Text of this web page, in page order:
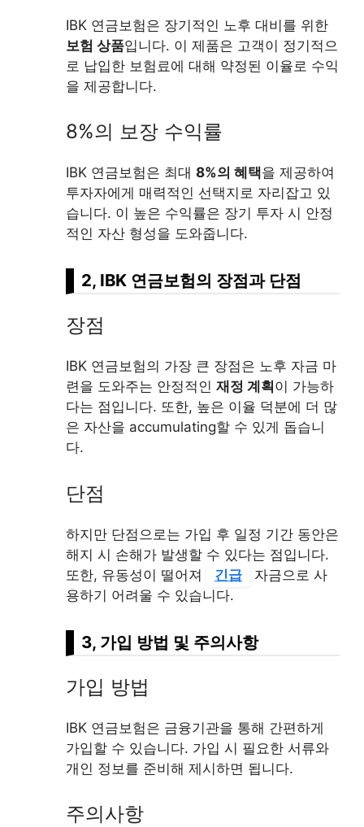
IBK 연금보험은 장기적인 노후 대비를 위한
보험 상품입니다. 이 제품은 고객이 정기적으
로 납입한 보험료에 대해 약정된 이율로 수익
을 제공합니다.
8%의 보장 수익률
IBK 연금보험은 최대 8%의 혜택을 제공하여
투자자에게 매력적인 선택지로 자리잡고 있
습니다. 이 높은 수익률은 장기 투자 시 안정
적인 자산 형성을 도와줍니다.
2, IBK 연금보험의 장점과 단점
장점
IBK 연금보험의 가장 큰 장점은 노후 자금 마
련을 도와주는 안정적인 재정 계획 이 가능하
다는 점입니다. 또한, 높은 이율 덕분에 더 많
은 자산을 accumulating할 수 있게 돕습니
다.
단점
하지만 단점으로는 가입 후 일정 기간 동안은
해지 시 손해가 발생할 수 있다는 점입니다.
또한, 유동성이 떨어져
긴급
자금으로 사
용하기 어려울 수 있습니다.
3, 가입 방법 및 주의사항
가입 방법
IBK 연금보험은 금융기관을 통해 간편하게
가입할 수 있습니다. 가입 시 필요한 서류와
개인 정보를 준비해 제시하면 됩니다.
주의사항